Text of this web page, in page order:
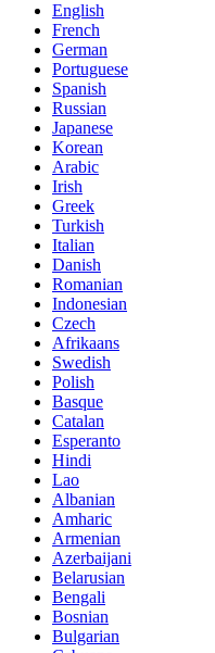
English
French
German
Portuguese
Spanish
Russian
Japanese
Korean
Arabic
Irish
Greek
Turkish
Italian
Danish
Romanian
Indonesian
Czech
Afrikaans
Swedish
Polish
Basque
Catalan
Esperanto
Hindi
Lao
Albanian
Amharic
Armenian
Azerbaijani
Belarusian
Bengali
Bosnian
Bulgarian